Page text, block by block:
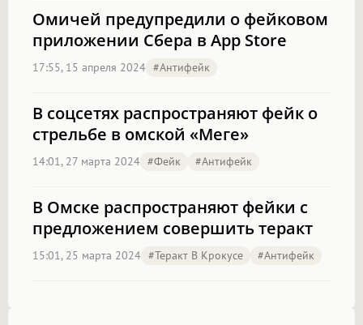
Омичей предупредили о фейковом
приложении Сбера в App Store
17:55, 15 апреля 2024 #антифейк
В соцсетях распространяют фейк о
стрельбе в омской «Меге»
14:01, 27 марта 2024 #фейк #антифейк
В Омске распространяют фейки с
предложением совершить теракт
15:01, 25 марта 2024 #Теракт В Крокусе #антифейк